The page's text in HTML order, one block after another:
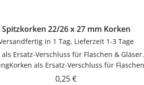
Spitzkorken 22/26 x 27 mm Korken
in 1 Tag, Lieferzeit 1-3 Tage
Ersatz-Verschluss für Flaschen &
als Ersatz-Verschluss für
lassenJetzt bestellenBestelle
Regulärer Preis:
0,25 €